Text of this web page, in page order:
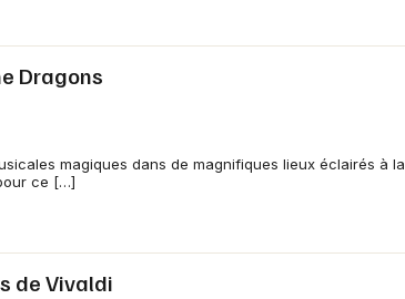
Dragons
magiques dans de magnifiques lieux éclairés à la
ce […]
de Vivaldi